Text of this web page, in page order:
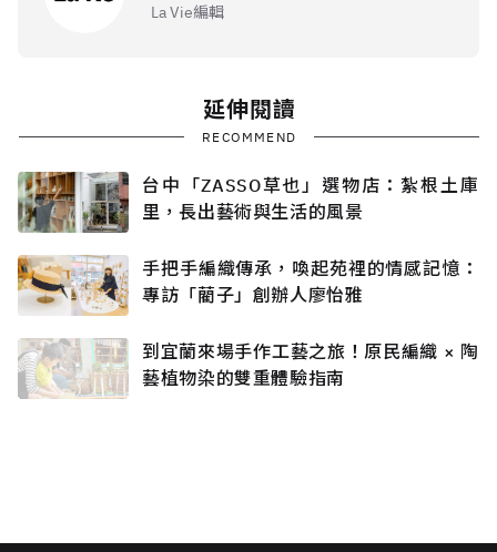
La Vie編輯
延伸閱讀
RECOMMEND
台中「ZASSO草也」選物店：紮根土庫
里，長出藝術與生活的風景
手把手編織傳承，喚起苑裡的情感記憶：
專訪「藺子」創辦人廖怡雅
到宜蘭來場手作工藝之旅！原民編織 × 陶
藝植物染的雙重體驗指南